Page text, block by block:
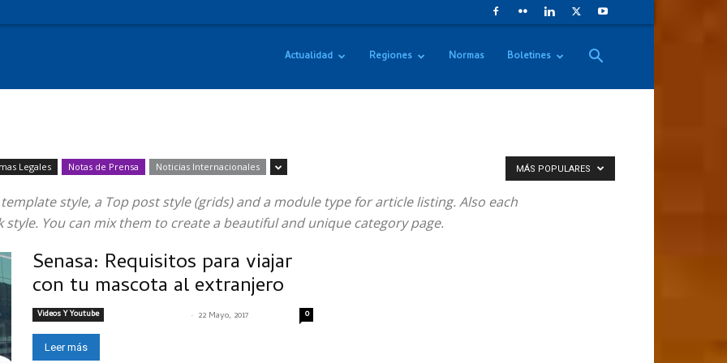
Actualidad Regiones Normas Boletines
Legales Notas de Prensa Noticias Internacionales
style, a Top post style (grids) and a module type for article listing. Also each
You can mix them to create a beautiful and unique category page.
MÁS POPULARES
Senasa: Requisitos para viajar
con tu mascota al extranjero
Videos Y Youtube - 22 Mayo, 2017 0
Leer más